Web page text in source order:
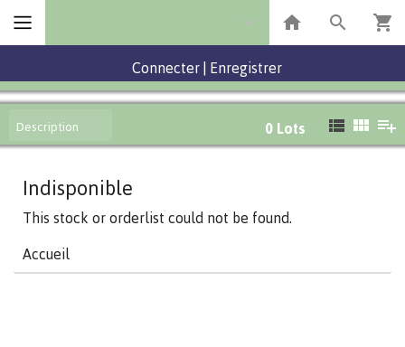
Connecter Enregistrer
Description 0 Lots
Indisponible
This stock or orderlist could not be found.
Accueil